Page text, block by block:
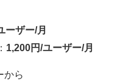
ーザー/月
： 1,200円/ユーザー/月
から